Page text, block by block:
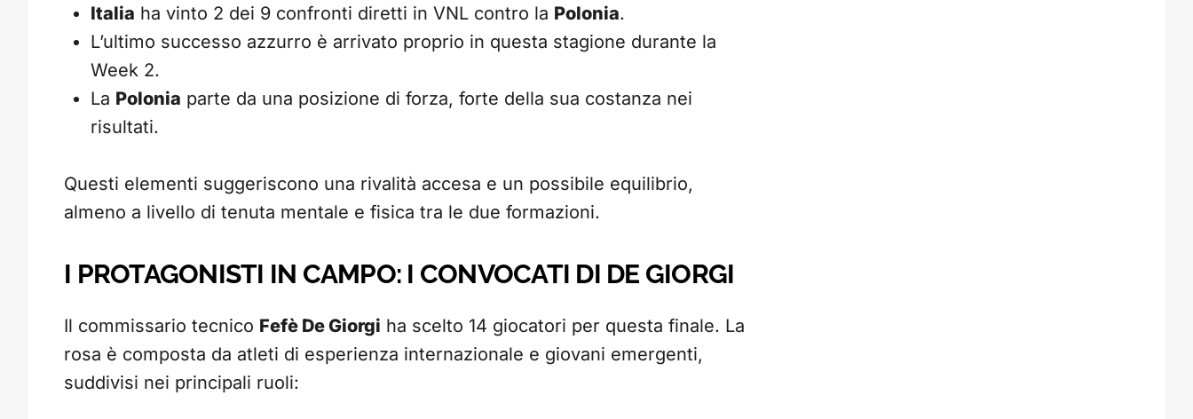
Italia ha vinto 2 dei 9 confronti diretti in VNL contro la Polonia.
L’ultimo successo azzurro è arrivato proprio in questa stagione durante la
Week 2.
La Polonia parte da una posizione di forza, forte della sua costanza nei
risultati.
Questi elementi suggeriscono una rivalità accesa e un possibile equilibrio,
almeno a livello di tenuta mentale e fisica tra le due formazioni.
I PROTAGONISTI IN CAMPO: I CONVOCATI DI DE GIORGI
Il commissario tecnico Fefè De Giorgi ha scelto 14 giocatori per questa finale. La
rosa è composta da atleti di esperienza internazionale e giovani emergenti,
suddivisi nei principali ruoli: